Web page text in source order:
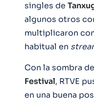
singles de
algunos otros
multiplicaron
habitual en
Con la sombra
Festival, RTVE
en una buena